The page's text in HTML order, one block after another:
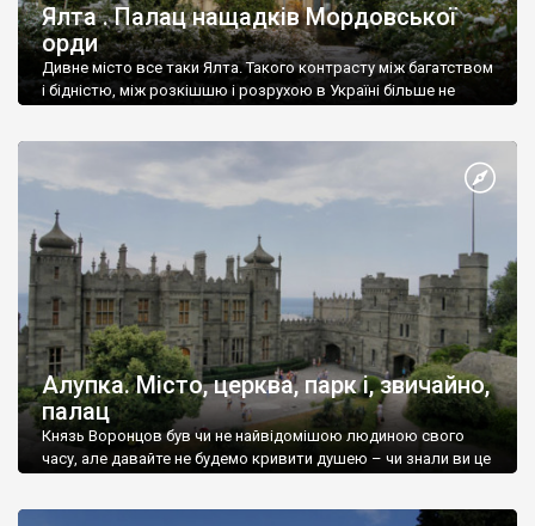
Ялта . Палац нащадків Мордовської
орди
Дивне місто все таки Ялта. Такого контрасту між багатством
і бідністю, між розкішшю і розрухою в Україні більше не
Алупка. Місто, церква, парк і, звичайно,
палац
Князь Воронцов був чи не найвідомішою людиною свого
часу, але давайте не будемо кривити душею – чи знали ви це